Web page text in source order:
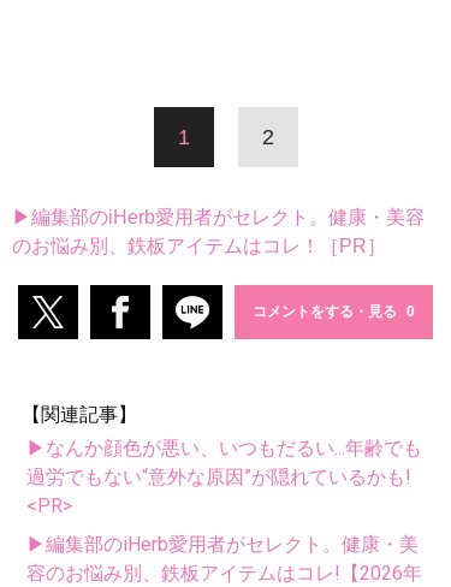
1 2
▶編集部のiHerb愛用者がセレクト。健康・美容
のお悩み別、鉄板アイテムはコレ！［PR］
コメントをする・見る
【関連記事】
▶なんか顔色が悪い、いつもだるい...年齢でも
過労でもない“意外な原因”が隠れているかも!
<PR>
▶編集部のiHerb愛用者がセレクト。健康・美
容のお悩み別、鉄板アイテムはコレ!【2026年